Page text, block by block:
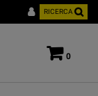
RICERCA
0